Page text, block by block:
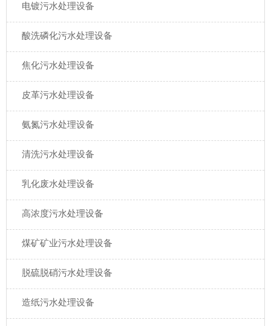
电镀污水处理设备
酸洗磷化污水处理设备
焦化污水处理设备
皮革污水处理设备
氨氮污水处理设备
清洗污水处理设备
乳化废水处理设备
高浓度污水处理设备
煤矿矿业污水处理设备
脱硫脱硝污水处理设备
造纸污水处理设备